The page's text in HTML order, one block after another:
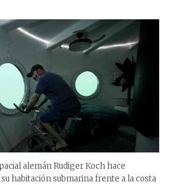
alemán Rudiger Koch hace
habitación submarina frente a la costa